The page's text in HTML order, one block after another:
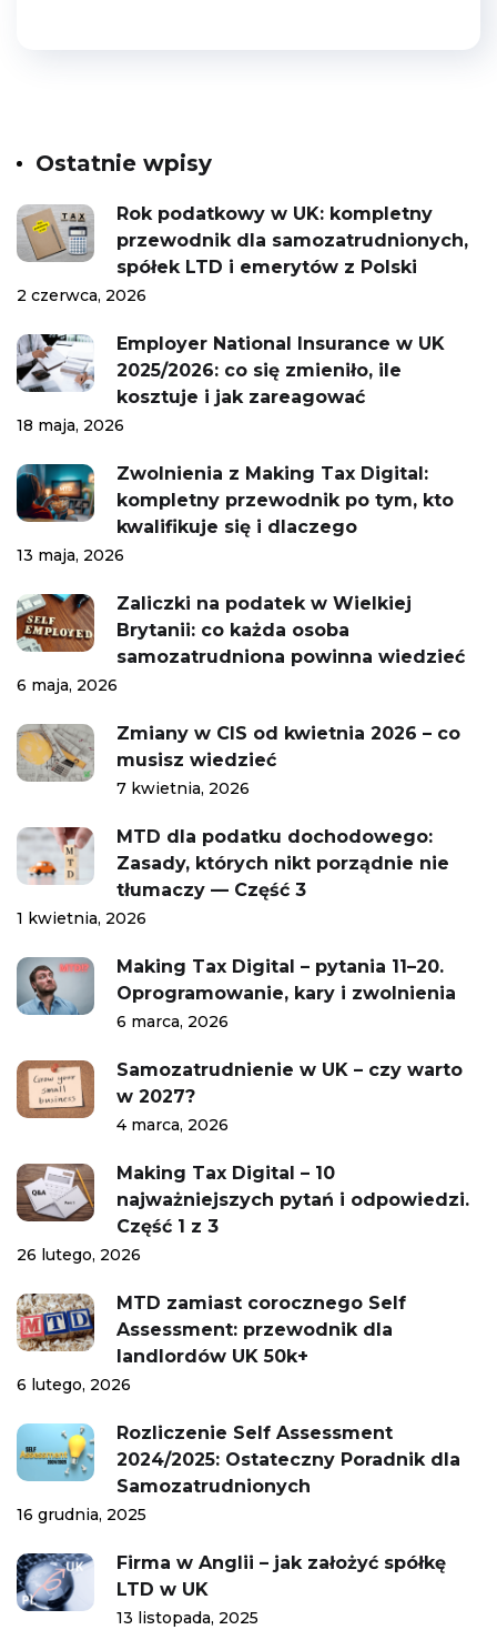
Ostatnie wpisy
Rok podatkowy w UK: kompletny
przewodnik dla samozatrudnionych,
spółek LTD i emerytów z Polski
2 czerwca, 2026
Employer National Insurance w UK
2025/2026: co się zmieniło, ile
kosztuje i jak zareagować
18 maja, 2026
Zwolnienia z Making Tax Digital:
kompletny przewodnik po tym, kto
kwalifikuje się i dlaczego
13 maja, 2026
Zaliczki na podatek w Wielkiej
Brytanii: co każda osoba
samozatrudniona powinna wiedzieć
6 maja, 2026
Zmiany w CIS od kwietnia 2026 – co
musisz wiedzieć
7 kwietnia, 2026
MTD dla podatku dochodowego:
Zasady, których nikt porządnie nie
tłumaczy — Część 3
1 kwietnia, 2026
Making Tax Digital – pytania 11–20.
Oprogramowanie, kary i zwolnienia
6 marca, 2026
Samozatrudnienie w UK – czy warto
w 2027?
4 marca, 2026
Making Tax Digital – 10
najważniejszych pytań i odpowiedzi.
Część 1 z 3
26 lutego, 2026
MTD zamiast corocznego Self
Assessment: przewodnik dla
landlordów UK 50k+
6 lutego, 2026
Rozliczenie Self Assessment
2024/2025: Ostateczny Poradnik dla
Samozatrudnionych
16 grudnia, 2025
Firma w Anglii – jak założyć spółkę
LTD w UK
13 listopada, 2025